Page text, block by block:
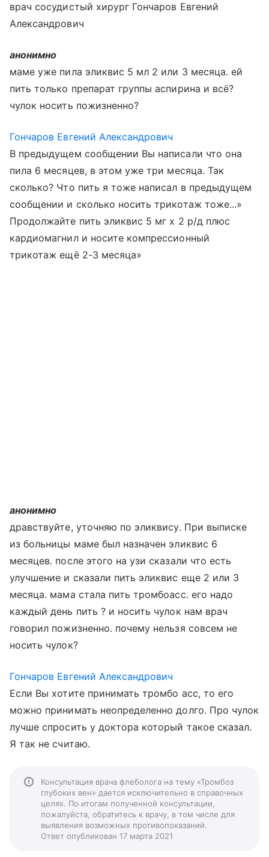
врач сосудистый хирург Гончаров Евгений
Александрович
анонимно
маме уже пила эликвис 5 мл 2 или 3 месяца. ей
пить только препарат группы аспирина и всё?
чулок носить пожизненно?
Гончаров Евгений Александрович
В предыдущем сообщении Вы написали что она
пила 6 месяцев, в этом уже три месяца. Так
сколько? Что пить я тоже написал в предыдущем
сообщении и сколько носить трикотаж тоже...»
Продолжайте пить эликвис 5 мг х 2 р/д плюс
кардиомагнил и носите компрессионный
трикотаж ещё 2-3 месяца»
анонимно
дравствуйте, уточняю по эликвису. При выписке
из больницы маме был назначен эликвис 6
месяцев. после этого на узи сказали что есть
улучшение и сказали пить эликвис еще 2 или 3
месяца. мама стала пить тромбоасс. его надо
каждый день пить ? и носить чулок нам врач
говорил пожизненно. почему нельзя совсем не
носить чулок?
Гончаров Евгений Александрович
Если Вы хотите принимать тромбо асс, то его
можно принимать неопределенно долго. Про чулок
лучше спросить у доктора который такое сказал.
Я так не считаю.
Консультация врача флеболога на тему «Тромбоз
глубоких вен» дается исключительно в справочных
целях. По итогам полученной консультации,
пожалуйста, обратитесь к врачу, в том числе для
выявления возможных противопоказаний.
Ответ опубликован 17 марта 2021